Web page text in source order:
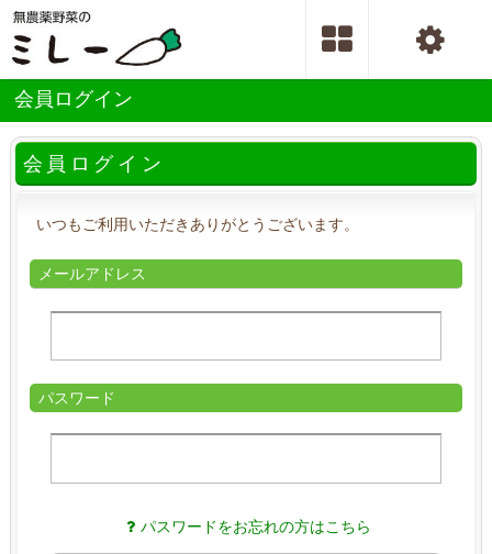
会員ログイン
会員ログイン
いつもご利用いただきありがとうございます。
メールアドレス
パスワード
パスワードをお忘れの方はこちら